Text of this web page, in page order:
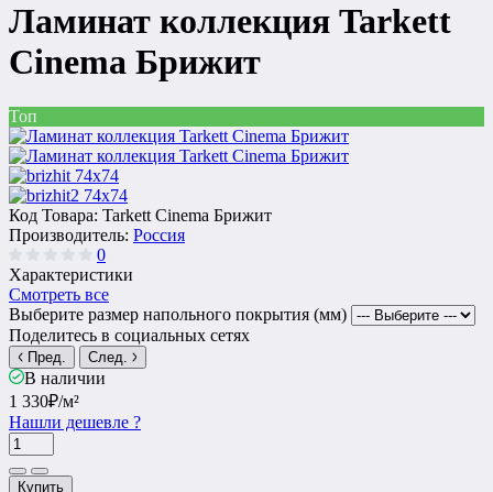
Ламинат коллекция Tarkett
Cinema Брижит
Топ
Код Товара: Tarkett Cinema Брижит
Производитель: Россия
0
Характеристики
Смотреть все
Выберите размер напольного покрытия (мм)
Поделитесь в социальных сетях
Пред. След.
В наличии
1 330₽/м²
Нашли дешевле ?
Купить